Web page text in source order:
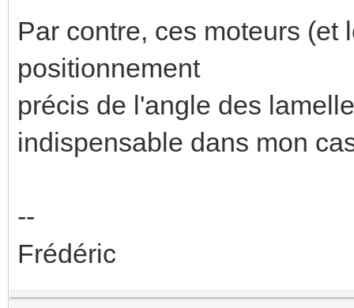
Par contre, ces moteurs (et
positionnement
précis de l'angle des
indispensable dans mon
--
Frédéric